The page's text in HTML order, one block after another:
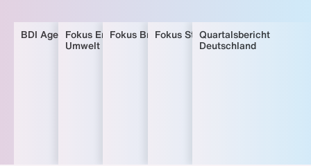
BDI AgendaFokus Energie, Klima &
Umwelt
Fokus BrüsselFokus SteuernQuartalsbericht
Deutschland